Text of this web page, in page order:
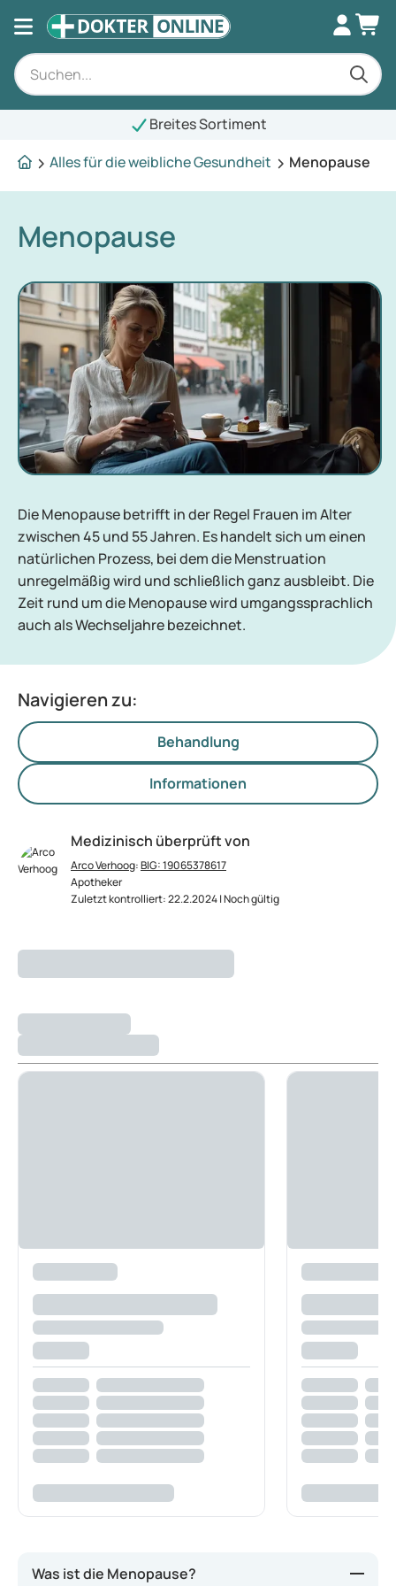
Breites Sortiment
Alles für die weibliche Gesundheit
Menopause
Menopause
Die Menopause betrifft in der Regel Frauen im Alter
zwischen 45 und 55 Jahren. Es handelt sich um einen
natürlichen Prozess, bei dem die Menstruation
unregelmäßig wird und schließlich ganz ausbleibt. Die
Zeit rund um die Menopause wird umgangssprachlich
auch als Wechseljahre bezeichnet.
Navigieren zu:
Behandlung
Informationen
Medizinisch überprüft von
Arco Verhoog:BIG: 19065378617
Apotheker
Zuletzt kontrolliert: 22.2.2024 | Noch gültig
Was ist die Menopause?